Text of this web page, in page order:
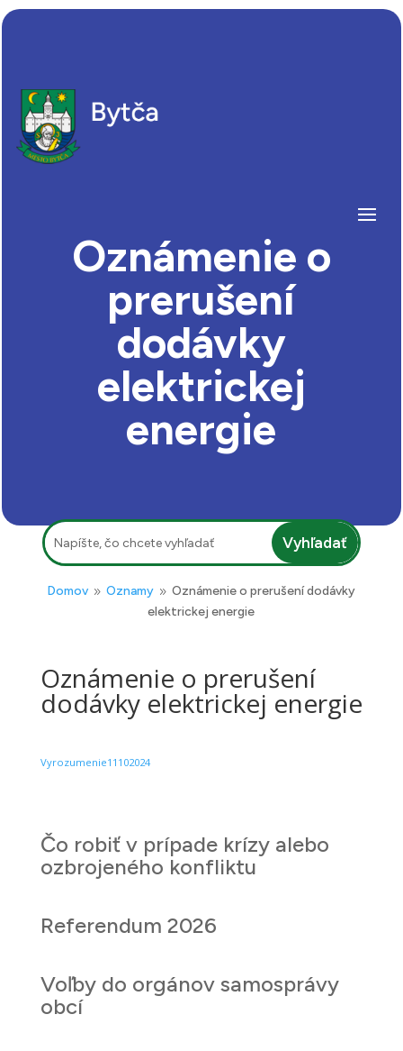
Oznámenie o
prerušení
dodávky
elektrickej
energie
Hľadať:
Domov 9 Oznamy 9 Oznámenie o prerušení dodávky
elektrickej energie
Oznámenie o prerušení
dodávky elektrickej energie
Vyrozumenie11102024
Čo robiť v prípade krízy alebo
ozbrojeného konfliktu
Referendum 2026
Voľby do orgánov samosprávy
obcí